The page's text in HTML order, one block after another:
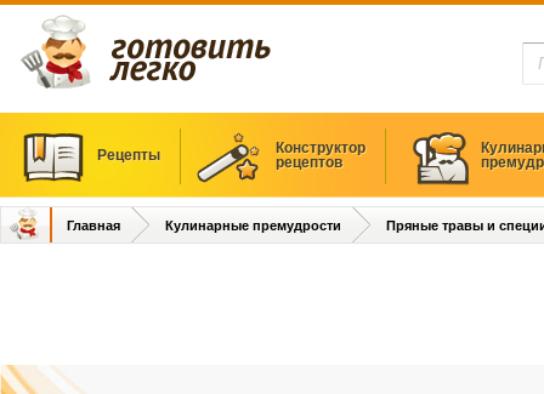
Рецепты
Конструктор
рецептов
Главная Кулинарные премудрости Пряные травы и